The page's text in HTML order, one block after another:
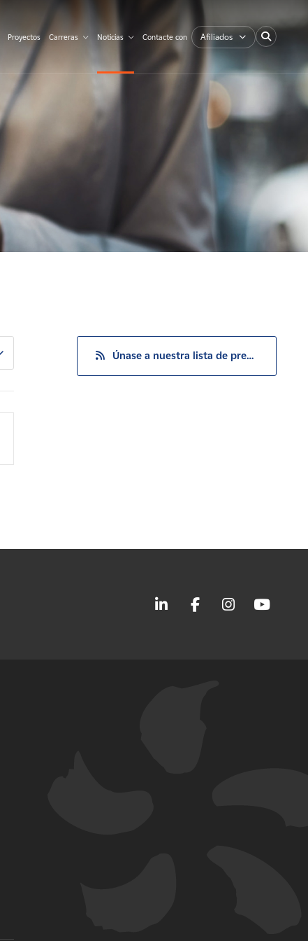
Proyectos Carreras Noticias Contacte con Afiliados
Únase a nuestra lista de prensa